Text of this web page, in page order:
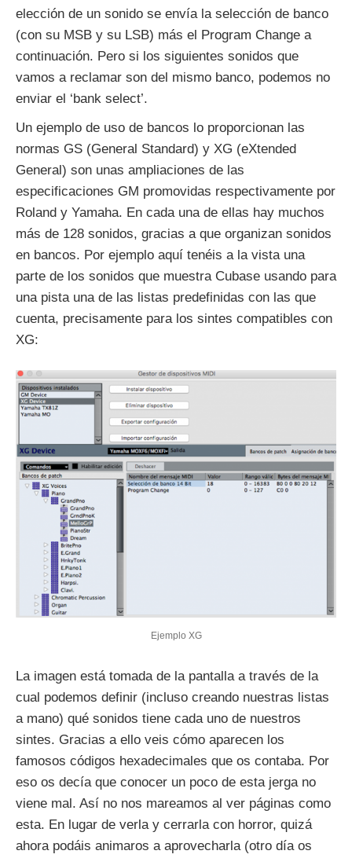
elección de un sonido se envía la selección de banco
(con su MSB y su LSB) más el Program Change a
continuación. Pero si los siguientes sonidos que
vamos a reclamar son del mismo banco, podemos no
enviar el ‘bank select’.
Un ejemplo de uso de bancos lo proporcionan las
normas GS (General Standard) y XG (eXtended
General) son unas ampliaciones de las
especificaciones GM promovidas respectivamente por
Roland y Yamaha. En cada una de ellas hay muchos
más de 128 sonidos, gracias a que organizan sonidos
en bancos. Por ejemplo aquí tenéis a la vista una
parte de los sonidos que muestra Cubase usando para
una pista una de las listas predefinidas con las que
cuenta, precisamente para los sintes compatibles con
XG:
Ejemplo XG
La imagen está tomada de la pantalla a través de la
cual podemos definir (incluso creando nuestras listas
a mano) qué sonidos tiene cada uno de nuestros
sintes. Gracias a ello veis cómo aparecen los
famosos códigos hexadecimales que os contaba. Por
eso os decía que conocer un poco de esta jerga no
viene mal. Así no nos mareamos al ver páginas como
esta. En lugar de verla y cerrarla con horror, quizá
ahora podáis animaros a aprovecharla (otro día os